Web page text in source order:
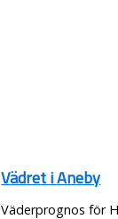
Vädret i Aneby
Väderprognos för